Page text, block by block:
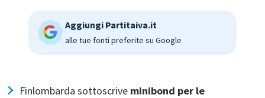
Aggiungi Partitaiva.it
alle tue fonti preferite su Google
Finlombarda sottoscrive minibond per le